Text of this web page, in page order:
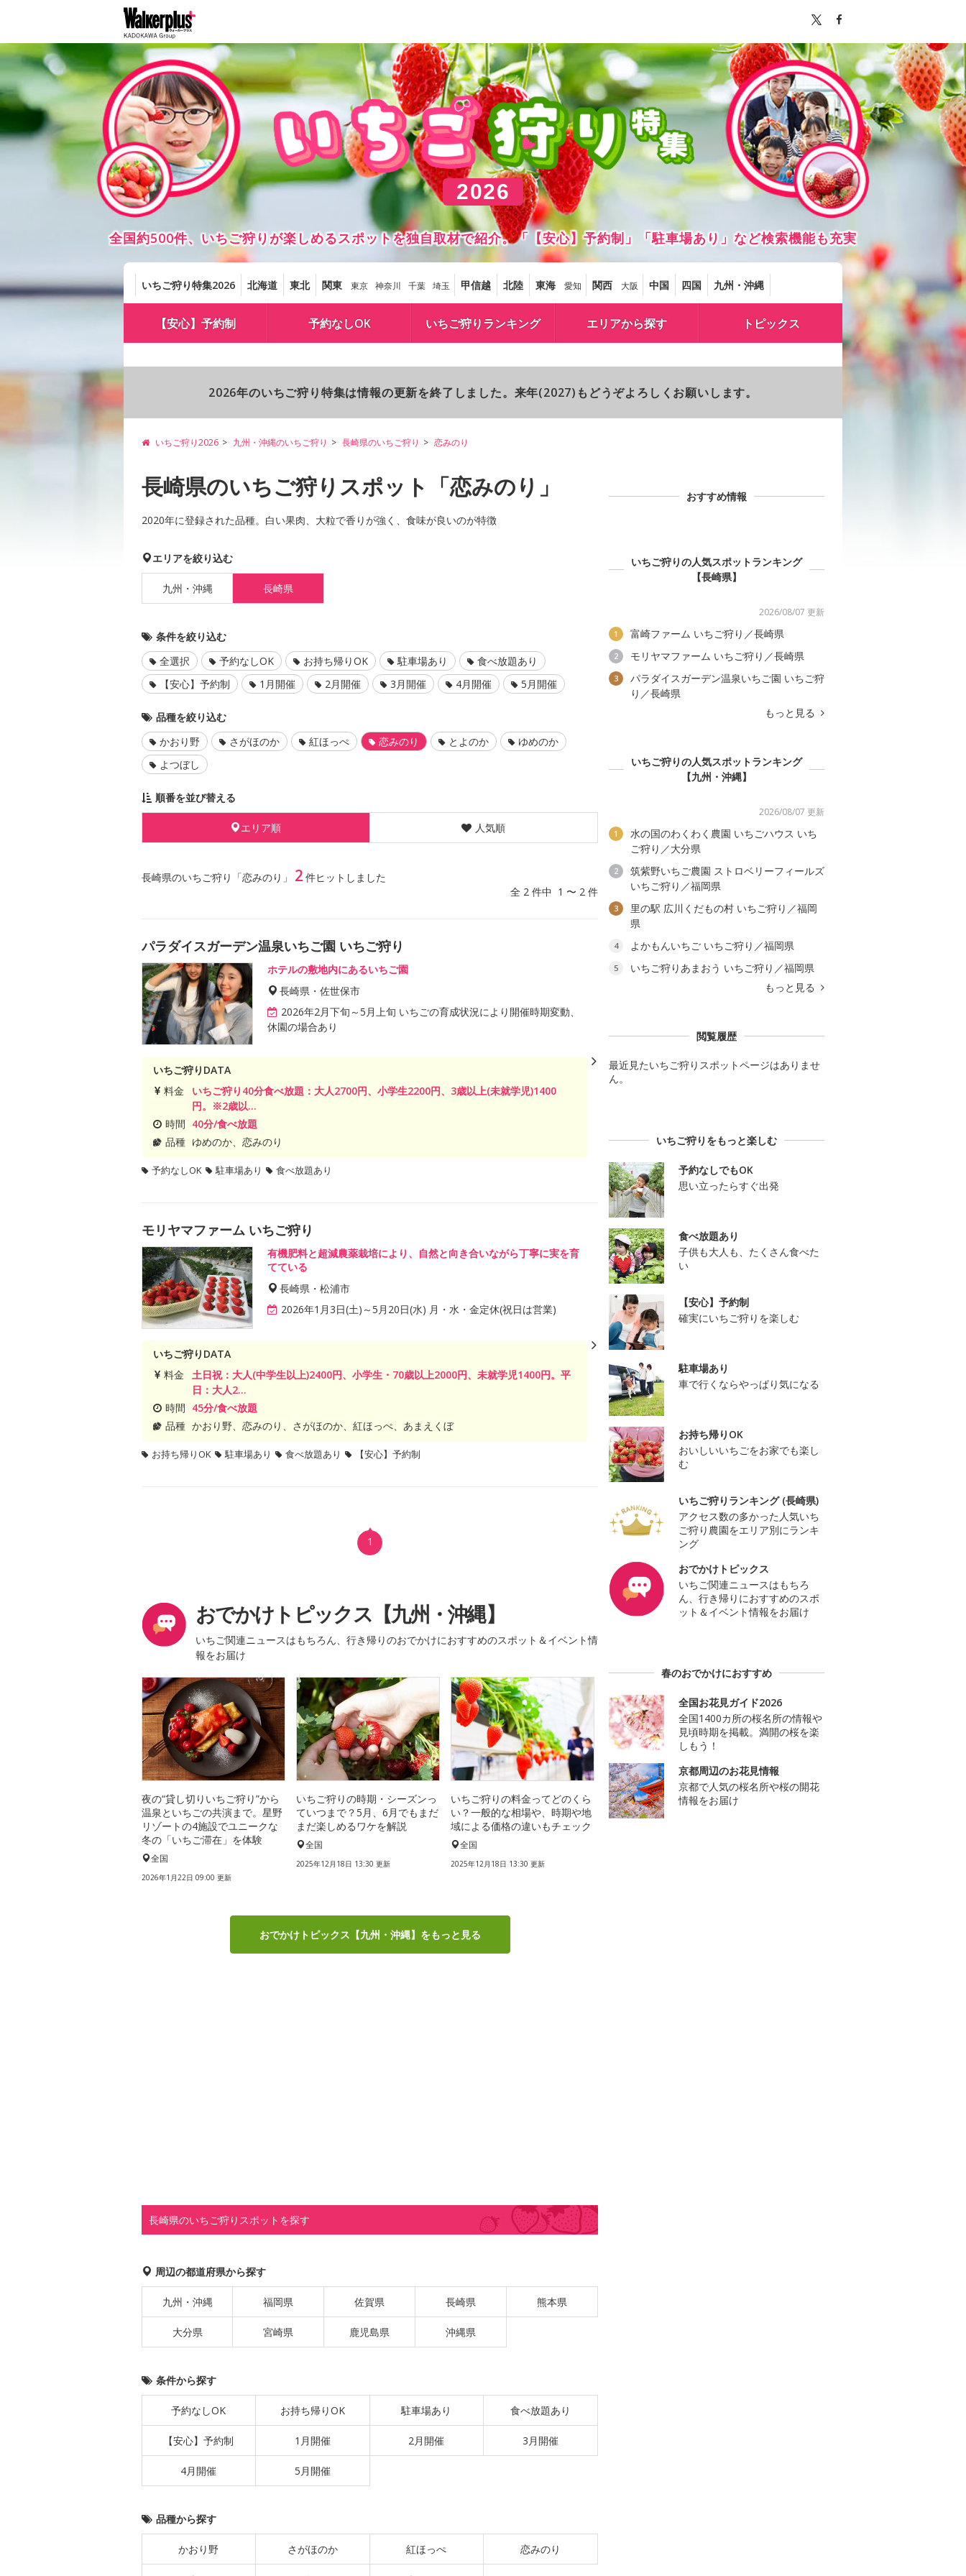
2026
全国約500件、いちご狩りが楽しめるスポットを独自取材で紹介。「【安心】予約制」「駐車場あり」など検索機能も充実
いちご狩り特集2026 北海道 東北 関東 東京 神奈川 千葉 埼玉 甲信越 北陸 東海 愛知 関西 大阪 中国 四国 九州・沖縄
【安心】予約制 予約なしOK いちご狩りランキング エリアから探す トピックス
2026年のいちご狩り特集は情報の更新を終了しました。来年(2027)もどうぞよろしくお願いします。
いちご狩り2026 九州・沖縄のいちご狩り 長崎県のいちご狩り 恋みのり
長崎県のいちご狩りスポット「恋みのり」
2020年に登録された品種。白い果肉、大粒で香りが強く、食味が良いのが特徴
エリアを絞り込む
九州・沖縄 長崎県
条件を絞り込む
全選択
予約なしOK お持ち帰りOK 駐車場あり
食べ放題あり
【安心】予約制
1月開催 2月開催 3月開催 4月開催 5月開催
品種を絞り込む
かおり野
さがほのか 紅ほっぺ 恋みのり とよのか
ゆめのか
よつぼし
順番を並び替える
エリア順 人気順
長崎県のいちご狩り「恋みのり」 2 件ヒットしました
全 2 件中 1 〜 2 件
パラダイスガーデン温泉いちご園 いちご狩り
ホテルの敷地内にあるいちご園
長崎県・佐世保市
2026年2月下旬～5月上旬 いちごの育成状況により開催時期変動、
休園の場合あり
いちご狩りDATA
料金
いちご狩り40分食べ放題：大人2700円、小学生2200円、3歳以上(未就学児)1400
円。※2歳以...
時間 40分/食べ放題
品種 ゆめのか、恋みのり
予約なしOK 駐車場あり 食べ放題あり
モリヤマファーム いちご狩り
有機肥料と超減農薬栽培により、自然と向き合いながら丁寧に実を育
てている
長崎県・松浦市
2026年1月3日(土)～5月20日(水) 月・水・金定休(祝日は営業)
いちご狩りDATA
料金
土日祝：大人(中学生以上)2400円、小学生・70歳以上2000円、未就学児1400円。平
日：大人2...
時間 45分/食べ放題
品種 かおり野、恋みのり、さがほのか、紅ほっぺ、あまえくぼ
お持ち帰りOK 駐車場あり 食べ放題あり 【安心】予約制
1
おでかけトピックス【九州・沖縄】
いちご関連ニュースはもちろん、行き帰りのおでかけにおすすめのスポット＆イベント情
報をお届け
夜の“貸し切りいちご狩り”から
温泉といちごの共演まで。星野
リゾートの4施設でユニークな
冬の「いちご滞在」を体験
全国
2026年1月22日 09:00 更新
いちご狩りの時期・シーズンっ
ていつまで？5月、6月でもまだ
まだ楽しめるワケを解説
全国
2025年12月18日 13:30 更新
いちご狩りの料金ってどのくら
い？一般的な相場や、時期や地
域による価格の違いもチェック
全国
2025年12月18日 13:30 更新
おでかけトピックス【九州・沖縄】をもっと見る
長崎県のいちご狩りスポットを探す
周辺の都道府県から探す
九州・沖縄 福岡県 佐賀県 長崎県 熊本県
大分県 宮崎県 鹿児島県 沖縄県
条件から探す
予約なしOK お持ち帰りOK 駐車場あり 食べ放題あり
【安心】予約制 1月開催 2月開催 3月開催
4月開催 5月開催
品種から探す
かおり野 さがほのか 紅ほっぺ 恋みのり
おすすめ情報
いちご狩りの人気スポットランキング
【長崎県】
2026/08/07 更新
1 富崎ファーム いちご狩り／長崎県
2 モリヤマファーム いちご狩り／長崎県
3
パラダイスガーデン温泉いちご園 いちご狩
り／長崎県
もっと見る
いちご狩りの人気スポットランキング
【九州・沖縄】
2026/08/07 更新
1
水の国のわくわく農園 いちごハウス いち
ご狩り／大分県
2
筑紫野いちご農園 ストロベリーフィールズ
いちご狩り／福岡県
3
里の駅 広川くだもの村 いちご狩り／福岡
県
4 よかもんいちご いちご狩り／福岡県
5
いちご狩りあまおう いちご狩り／福岡県
もっと見る
閲覧履歴
最近見たいちご狩りスポットページはありませ
ん。
いちご狩りをもっと楽しむ
予約なしでもOK
思い立ったらすぐ出発
食べ放題あり
子供も大人も、たくさん食べた
い
【安心】予約制
確実にいちご狩りを楽しむ
駐車場あり
車で行くならやっぱり気になる
お持ち帰りOK
おいしいいちごをお家でも楽し
む
いちご狩りランキング (長崎県)
アクセス数の多かった人気いち
ご狩り農園をエリア別にランキ
ング
おでかけトピックス
いちご関連ニュースはもちろ
ん、行き帰りにおすすめのスポ
ット＆イベント情報をお届け
春のおでかけにおすすめ
全国お花見ガイド2026
全国1400カ所の桜名所の情報や
見頃時期を掲載。満開の桜を楽
しもう！
京都周辺のお花見情報
京都で人気の桜名所や桜の開花
情報をお届け